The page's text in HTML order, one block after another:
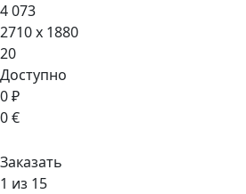
4 073
2710 x 1880
20
Доступно
0 ₽
0 €
Заказать
1 из 15